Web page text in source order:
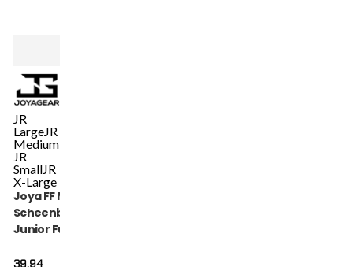
JR
LargeJR
Medium
JR
SmallJR
X-Large
Joya FF Metal Pro
Scheenbeschermers
Junior Full Black
39.94